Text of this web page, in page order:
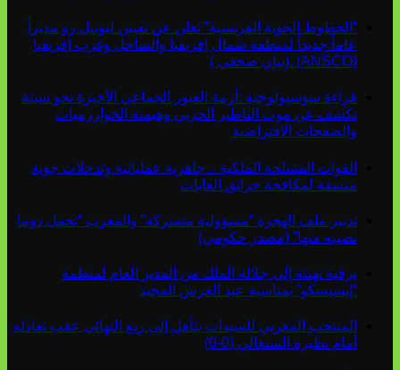
“الخطوط الجوية الفرنسية” تعلن عن تعيين ليونيل رو مديراً
عاماً جديداً لمنطقة شمال إفريقيا والساحل وغرب إفريقيا
(ANSCO) .(بيان صحفي )
قراءة سوسيولوجية :أزمة العبور الجماعي الأخيرة نحو سبتة
تكشف عن موت التاطير الحزبي وهيمنة الخوارزميات
والصفحات الافتراضية
القوات المسلحة الملكية .. جاهزية عملياتية وتدخلات جوية
منسقة لمكافحة حرائق الغابات
تدبير ملف الهجرة “مسؤولية مشتركة” والمغرب “تحمل دوما
نصيبه منها” (مصدر حكومي)
برقية تهنئة إلى جلالة الملك من المدير العام لمنظمة
“إيسيسكو” بمناسبة عيد العرش المجيد
المنتخب المغربي للسيدات يتأهل إلى ربع النهائي عقب تعادله
أمام نظيره السنغالي (0-0)